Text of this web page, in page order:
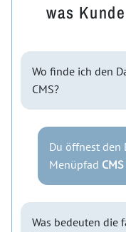
was
Wo finde ich den
CMS?
Du öffnest den
Menüpfad
Was bedeuten die